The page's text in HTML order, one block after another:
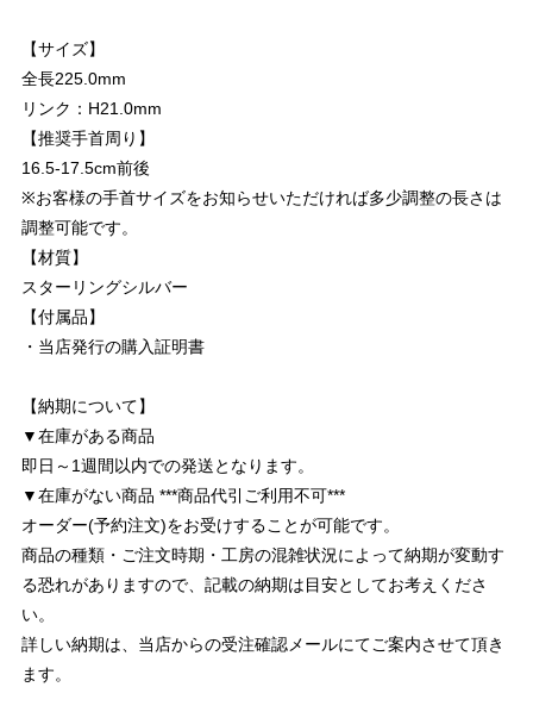
【サイズ】
全長225.0mm
リンク：H21.0mm
【推奨手首周り】
16.5-17.5cm前後
※お客様の手首サイズをお知らせいただければ多少調整の長さは
調整可能です。
【材質】
スターリングシルバー
【付属品】
・当店発行の購入証明書
【納期について】
▼在庫がある商品
即日～1週間以内での発送となります。
▼在庫がない商品 ***商品代引ご利用不可***
オーダー(予約注文)をお受けすることが可能です。
商品の種類・ご注文時期・工房の混雑状況によって納期が変動す
る恐れがありますので、記載の納期は目安としてお考えくださ
い。
詳しい納期は、当店からの受注確認メールにてご案内させて頂き
ます。